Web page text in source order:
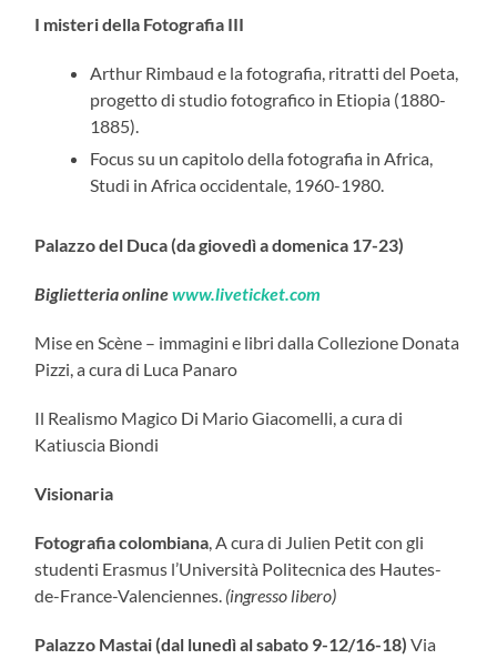
I misteri della Fotografia III
Arthur Rimbaud e la fotografia, ritratti del Poeta,
progetto di studio fotografico in Etiopia (1880-
1885).
Focus su un capitolo della fotografia in Africa,
Studi in Africa occidentale, 1960-1980.
Palazzo del Duca (da giovedì a domenica 17-23)
Biglietteria onlinewww.liveticket.com
Mise en Scène – immagini e libri dalla Collezione Donata
Pizzi, a cura di Luca Panaro
Il Realismo Magico Di Mario Giacomelli, a cura di
Katiuscia Biondi
Visionaria
Fotografia colombiana, A cura di Julien Petit con gli
studenti Erasmus l’Università Politecnica des Hautes-
de-France-Valenciennes. (ingresso libero)
Palazzo Mastai (dal lunedì al sabato 9-12/16-18) Via